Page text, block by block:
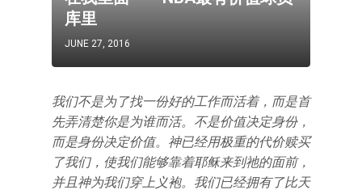
库里
JUNE 27, 2016
我们不是为了找一份好的工作而活着，而是首
先弄清楚你是为谁而活。不是价值决定身份，
而是身份决定价值。神已经用极重的代价赎买
了我们，使我们能够靠着耶稣来到祂的面前，
并且神为我们穿上义袍。我们已经拥有了比天